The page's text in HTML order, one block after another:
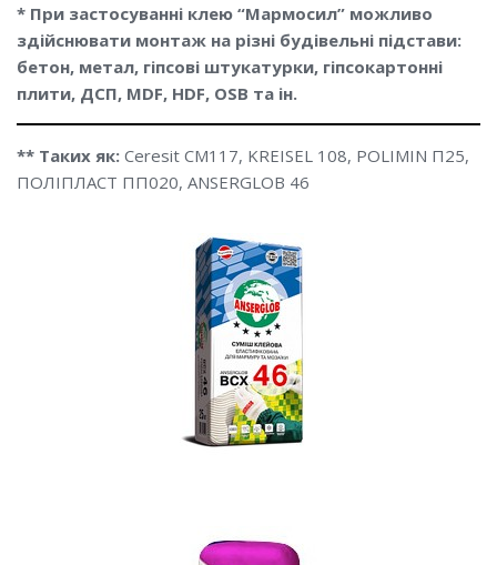
* При застосуванні клею “Мармосил” можливо
здійснювати монтаж на різні будівельні підстави:
бетон, метал, гіпсові штукатурки, гіпсокартонні
плити, ДСП, MDF, HDF, OSB та ін.
** Таких як:Ceresit CM117, KREISEL 108, POLIMIN П25,
ПОЛІПЛАСТ ПП020, ANSERGLOB 46